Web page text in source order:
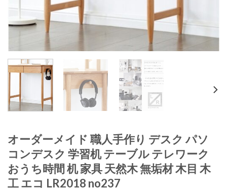
オーダーメイド 職人手作り デスク パソ
コンデスク 学習机 テーブル テレワーク
おうち時間 机 家具 天然木 無垢材 木目 木
工 エコ LR2018 no237